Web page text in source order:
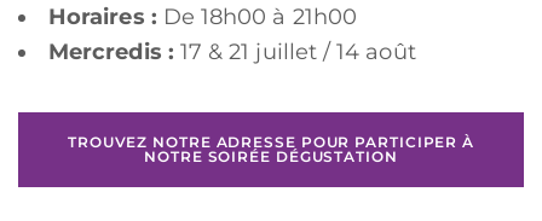
Horaires : De 18h00 à 21h00
Mercredis : 17 & 21 juillet / 14 août
TROUVEZ NOTRE ADRESSE POUR PARTICIPER À
NOTRE SOIRÉE DÉGUSTATION